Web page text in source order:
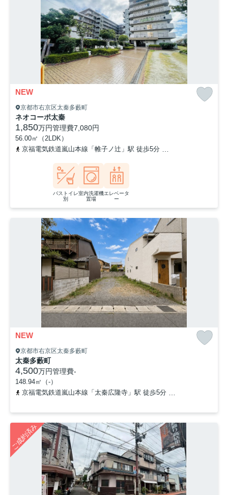
NEW
京都市右京区太秦多藪町
ネオコーポ太秦
1,850万円管理費7,080円
56.00㎡（2LDK）
京福電気鉄道嵐山本線「帷子ノ辻」駅 徒歩5分
バストイレ
別
室内洗濯機
置場
エレベータ
ー
NEW
京都市右京区太秦多藪町
太秦多藪町
4,500万円管理費-
148.94㎡（-）
京福電気鉄道嵐山本線「太秦広隆寺」駅 徒歩5分
ご成約済み